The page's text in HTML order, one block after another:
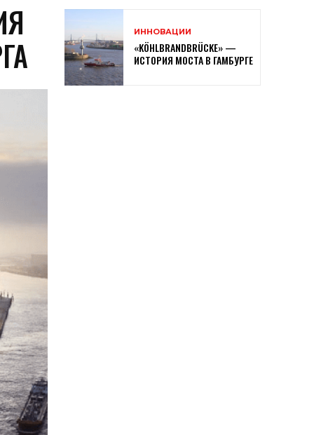
ИННОВАЦИИ
«KÖHLBRANDBRÜCKE» —
ИСТОРИЯ МОСТА В ГАМБУРГЕ